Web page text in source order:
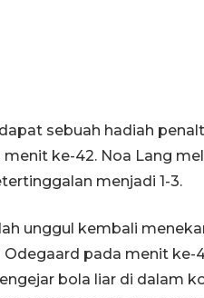
sebuah hadiah
ke-42. Noa Lang
menjadi 1-3.
unggul kembali
pada menit
bola liar di dalam